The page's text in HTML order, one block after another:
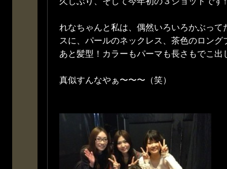
れなちゃんと私は、偶然いろいろかぶって
スに、パールのネックレス、茶色のロング
あと髪型！カラーもパーマも長さもでこ出
真似すんなやぁ〜〜〜（笑）